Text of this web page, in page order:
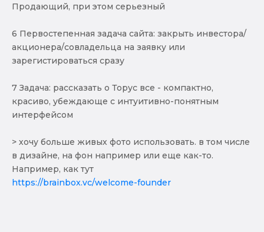
Продающий, при этом серьезный
6 Первостепенная задача сайта: закрыть инвестора/
акционера/совладельца на заявку или
зарегистироваться сразу
7 Задача: рассказать о Торус все - компактно,
красиво, убеждающе с интуитивно-понятным
интерфейсом
> хочу больше живых фото использовать. в том числе
в дизайне, на фон например или еще как-то.
Например, как тут
https://brainbox.vc/welcome-founder